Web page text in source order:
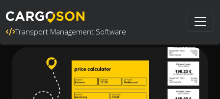
Transport Management Software